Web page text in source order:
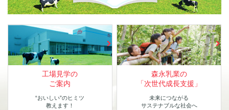
工場見学の
ご案内
“おいしい”のヒミツ
教えます！
森永乳業の
「次世代成長支援」
未来につながる
サステナブルな社会へ